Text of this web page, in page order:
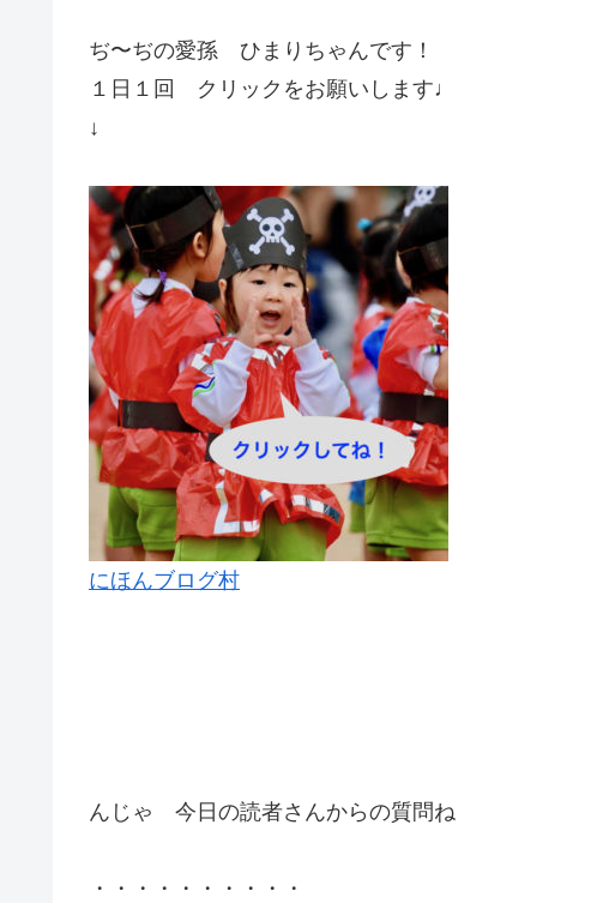
ぢ〜ぢの愛孫 ひまりちゃんです！
１日１回 クリックをお願いします♩
↓
にほんブログ村
んじゃ 今日の読者さんからの質問ね
・・・・・・・・・・